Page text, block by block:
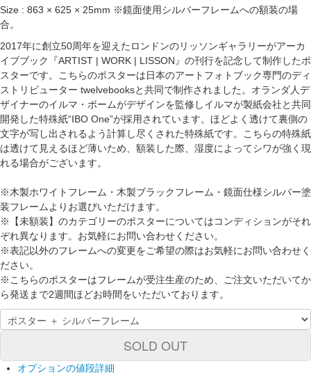
Size : 863 × 625 × 25mm ※鏡面使用シルバーフレームへの額装の場
合。
2017年に創立50周年を迎えたロンドンのリッソンギャラリーがアーカ
イブブック『ARTIST | WORK | LISSON』の刊行を記念して制作したポ
スターです。こちらのポスターは日本のアートフォトブック専門のディ
ストリビューター twelvebooksと共同で制作されました。オランダ人デ
ザイナーのイルマ・ボームがデザインを監修しイルマが製紙会社と共同
開発した特殊紙“IBO One”が採用されています。ほどよく透けて裏側の
文字が写し出されるよう計算し尽くされた特殊紙です。こちらの特殊紙
は透けて見えるほど薄いため、額装した際、湿度によってシワが強く現
れる場合がございます。
※木製ホワイトフレーム・木製ブラックフレーム・鏡面仕様シルバー塗
装フレームよりお選びいただけます。
※【未額装】のカテゴリーのポスターについてはコンディションがそれ
ぞれ異なります。お気軽にお問い合わせください。
※表記以外のフレームへの変更をご希望の際はお気軽にお問い合わせく
ださい。
※こちらのポスターはフレームが受注生産のため、ご注文いただいてか
ら発送まで2週間ほどお時間をいただいております。
SOLD OUT
オプションの値段詳細